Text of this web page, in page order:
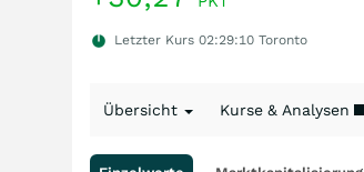
Letzter Kurs 02:29:10 Toronto
Übersicht Kurse & Analysen